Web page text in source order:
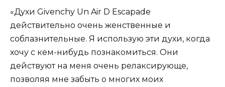
«Духи Givenchy Un Air D Escapade
действительно очень женственные и
соблазнительные. Я использую эти духи, когда
хочу с кем-нибудь познакомиться. Они
действуют на меня очень релаксирующе,
позволяя мне забыть о многих моих